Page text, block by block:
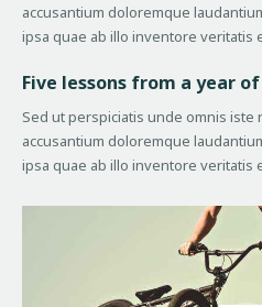
accusantium doloremque
ipsa quae ab illo inventore veritatis
Five lessons from a year
Sed ut perspiciatis unde omnis
accusantium doloremque
ipsa quae ab illo inventore veritatis